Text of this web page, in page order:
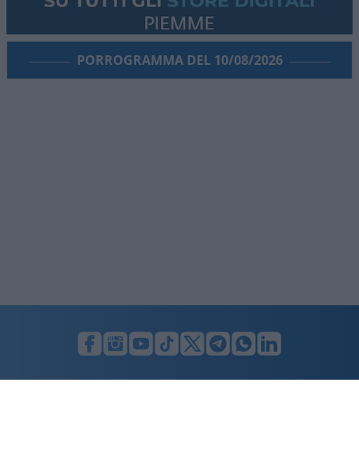
PORROGRAMMA DEL 10/08/2026
LUNIFIN S.r.l. a socio unico. Sede legale Milano, Largo F. Richini, 2/A,